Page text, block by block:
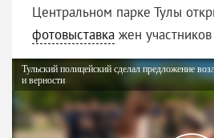
Центральном парке Тулы
фотовыставка жен
Тульский полицейский сделал предложение
и верности